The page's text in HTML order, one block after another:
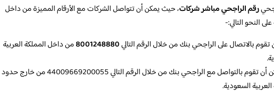
رقم الراجحي مباشر شركات، حيث يمكن أن تتواصل الشركات مع الأرقام المميزة من داخل
النحو التالي:-
بالاتصال على الراجحي بنك من خلال الرقم التالي8001248880من داخل المملكة العربية
كما يمكن أن تقوم بالتواصل مع الراجحي بنك من خلال الرقم التالي 44009669200055 من خارج حدود
السعودية.